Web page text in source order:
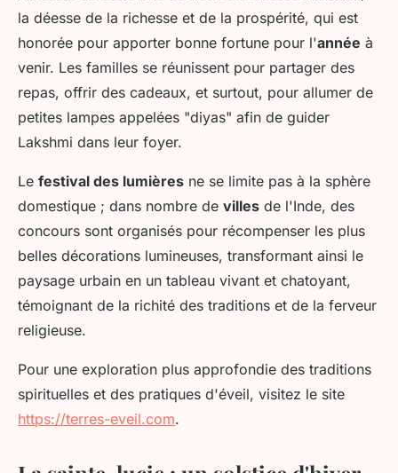
la déesse de la richesse et de la prospérité, qui est
honorée pour apporter bonne fortune pour l'année à
venir. Les familles se réunissent pour partager des
repas, offrir des cadeaux, et surtout, pour allumer de
petites lampes appelées "diyas" afin de guider
Lakshmi dans leur foyer.
Le festival des lumières ne se limite pas à la sphère
domestique ; dans nombre de villes de l'Inde, des
concours sont organisés pour récompenser les plus
belles décorations lumineuses, transformant ainsi le
paysage urbain en un tableau vivant et chatoyant,
témoignant de la richité des traditions et de la ferveur
religieuse.
Pour une exploration plus approfondie des traditions
spirituelles et des pratiques d'éveil, visitez le site
https://terres-eveil.com.